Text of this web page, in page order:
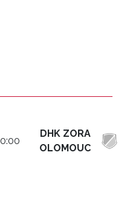
0:00
DHK ZORA
OLOMOUC